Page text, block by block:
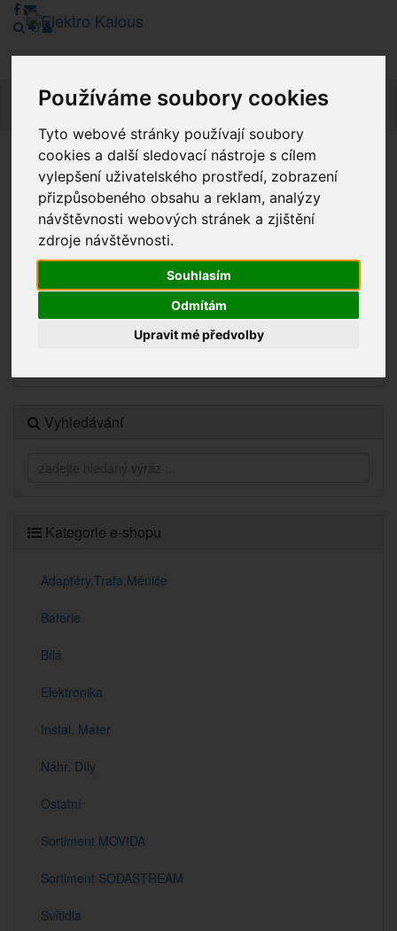
Používáme soubory cookies
Tyto webové stránky používají soubory
cookies a další sledovací nástroje s cílem
vylepšení uživatelského prostředí, zobrazení
přizpůsobeného obsahu a reklam, analýzy
návštěvnosti webových stránek a zjištění
zdroje návštěvnosti.
Souhlasím
Odmítám
Upravit mé předvolby
Vážení zákazníci, v tuto chvíli je Náš internetový obchod v
režimu Katalogu. Objednávky on-line nyní nelze vyřídit.
Děkujeme za pochopení.
Novinky
Vyhledávání
Kategorie e-shopu
Adaptéry,Trafa,Měniče
Baterie
Bílá
Elektronika
Instal. Mater
Náhr. Díly
Ostatní
Sortiment MOVIDA
Sortiment SODASTREAM
Svítidla